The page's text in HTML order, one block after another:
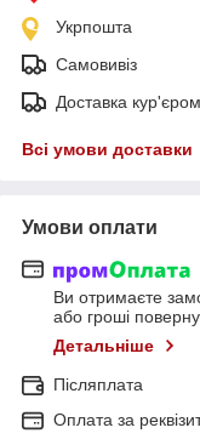
Укрпошта
Самовивіз
Доставка кур'єром
Всі умови доставки
Умови оплати
Ви отримаєте
або гроші
Детальніше
Післяплата
Оплата за